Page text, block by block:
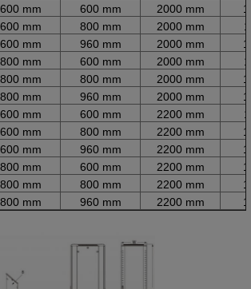
600 mm 600 mm 2000 mm
600 mm 800 mm 2000 mm
600 mm 960 mm 2000 mm
800 mm 600 mm 2000 mm
800 mm 800 mm 2000 mm
800 mm 960 mm 2000 mm
600 mm 600 mm 2200 mm
600 mm 800 mm 2200 mm
600 mm 960 mm 2200 mm
800 mm 600 mm 2200 mm
800 mm 800 mm 2200 mm
800 mm 960 mm 2200 mm